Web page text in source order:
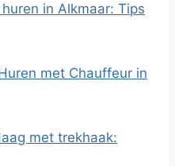
in Alkmaar: Tips
met Chauffeur in
met trekhaak: